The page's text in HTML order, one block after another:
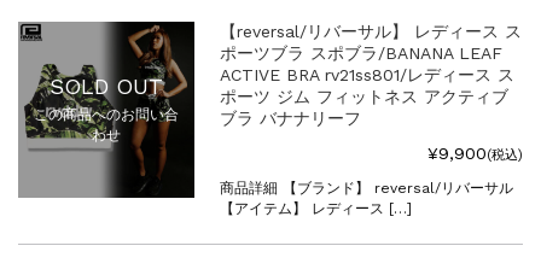
SOLD OUT
この商品へのお問い合
わせ
【reversal/リバーサル】 レディース ス
ポーツブラ スポブラ/BANANA LEAF
ACTIVE BRA rv21ss801/レディース ス
ポーツ ジム フィットネス アクティブ
ブラ バナナリーフ
¥9,900(税込)
商品詳細 【ブランド】 reversal/リバーサル
【アイテム】 レディース […]